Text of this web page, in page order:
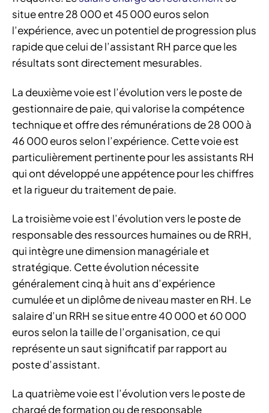
situe entre 28 000 et 45 000 euros selon
l’expérience, avec un potentiel de progression plus
rapide que celui de l’assistant RH parce que les
résultats sont directement mesurables.
La deuxième voie est l’évolution vers le poste de
gestionnaire de paie, qui valorise la compétence
technique et offre des rémunérations de 28 000 à
46 000 euros selon l’expérience. Cette voie est
particulièrement pertinente pour les assistants RH
qui ont développé une appétence pour les chiffres
et la rigueur du traitement de paie.
La troisième voie est l’évolution vers le poste de
responsable des ressources humaines ou de RRH,
qui intègre une dimension managériale et
stratégique. Cette évolution nécessite
généralement cinq à huit ans d’expérience
cumulée et un diplôme de niveau master en RH. Le
salaire d’un RRH se situe entre 40 000 et 60 000
euros selon la taille de l’organisation, ce qui
représente un saut significatif par rapport au
poste d’assistant.
La quatrième voie est l’évolution vers le poste de
chargé de formation ou de responsable